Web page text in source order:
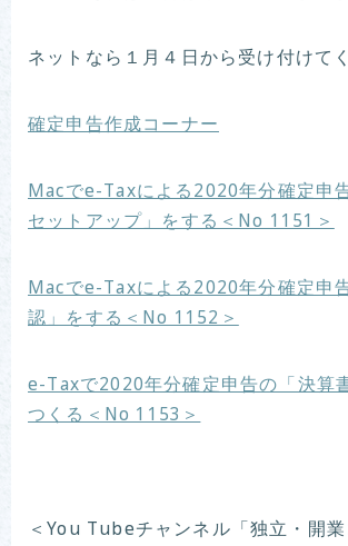
ネットなら１月４日から受け付けて
確定申告作成コーナー
Macでe-Taxによる2020年分確定申
セットアップ」をする＜No 1151＞
Macでe-Taxによる2020年分確定申
認」をする＜No 1152＞
e-Taxで2020年分確定申告の「決算
つくる＜No 1153＞
＜You Tubeチャンネル「独立・開業